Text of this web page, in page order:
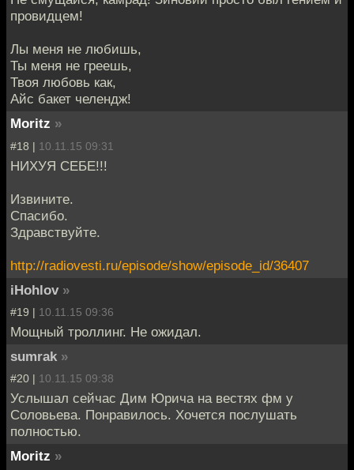
провидцем!
Лы меня не любишь,
Ты меня не греешь,
Твоя любовь как,
Айс бакет челендж!
Moritz »
#18 | 10.11.15 09:31
НИХУЯ СЕБЕ!!!
Извините.
Спасибо.
Здравствуйте.
http://radiovesti.ru/episode/show/episode_id/36407
iHohlov »
#19 | 10.11.15 09:36
Мощный троллинг. Не ожидал.
sumrаk »
#20 | 10.11.15 09:38
Услышал сейчас Дим Юрича на вестях фм у
Соловьева. Понравилось. Хочется послушать
полностью.
Moritz »